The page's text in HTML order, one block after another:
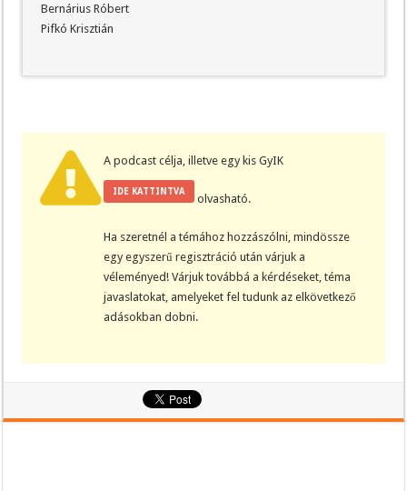
Bernárius Róbert
Pifkó Krisztián
A podcast célja, illetve egy kis GyIK
IDE KATTINTVA
olvasható.
Ha szeretnél a témához hozzászólni, mindössze
egy egyszerű regisztráció után várjuk a
véleményed! Várjuk továbbá a kérdéseket, téma
javaslatokat, amelyeket fel tudunk az elkövetkező
adásokban dobni.